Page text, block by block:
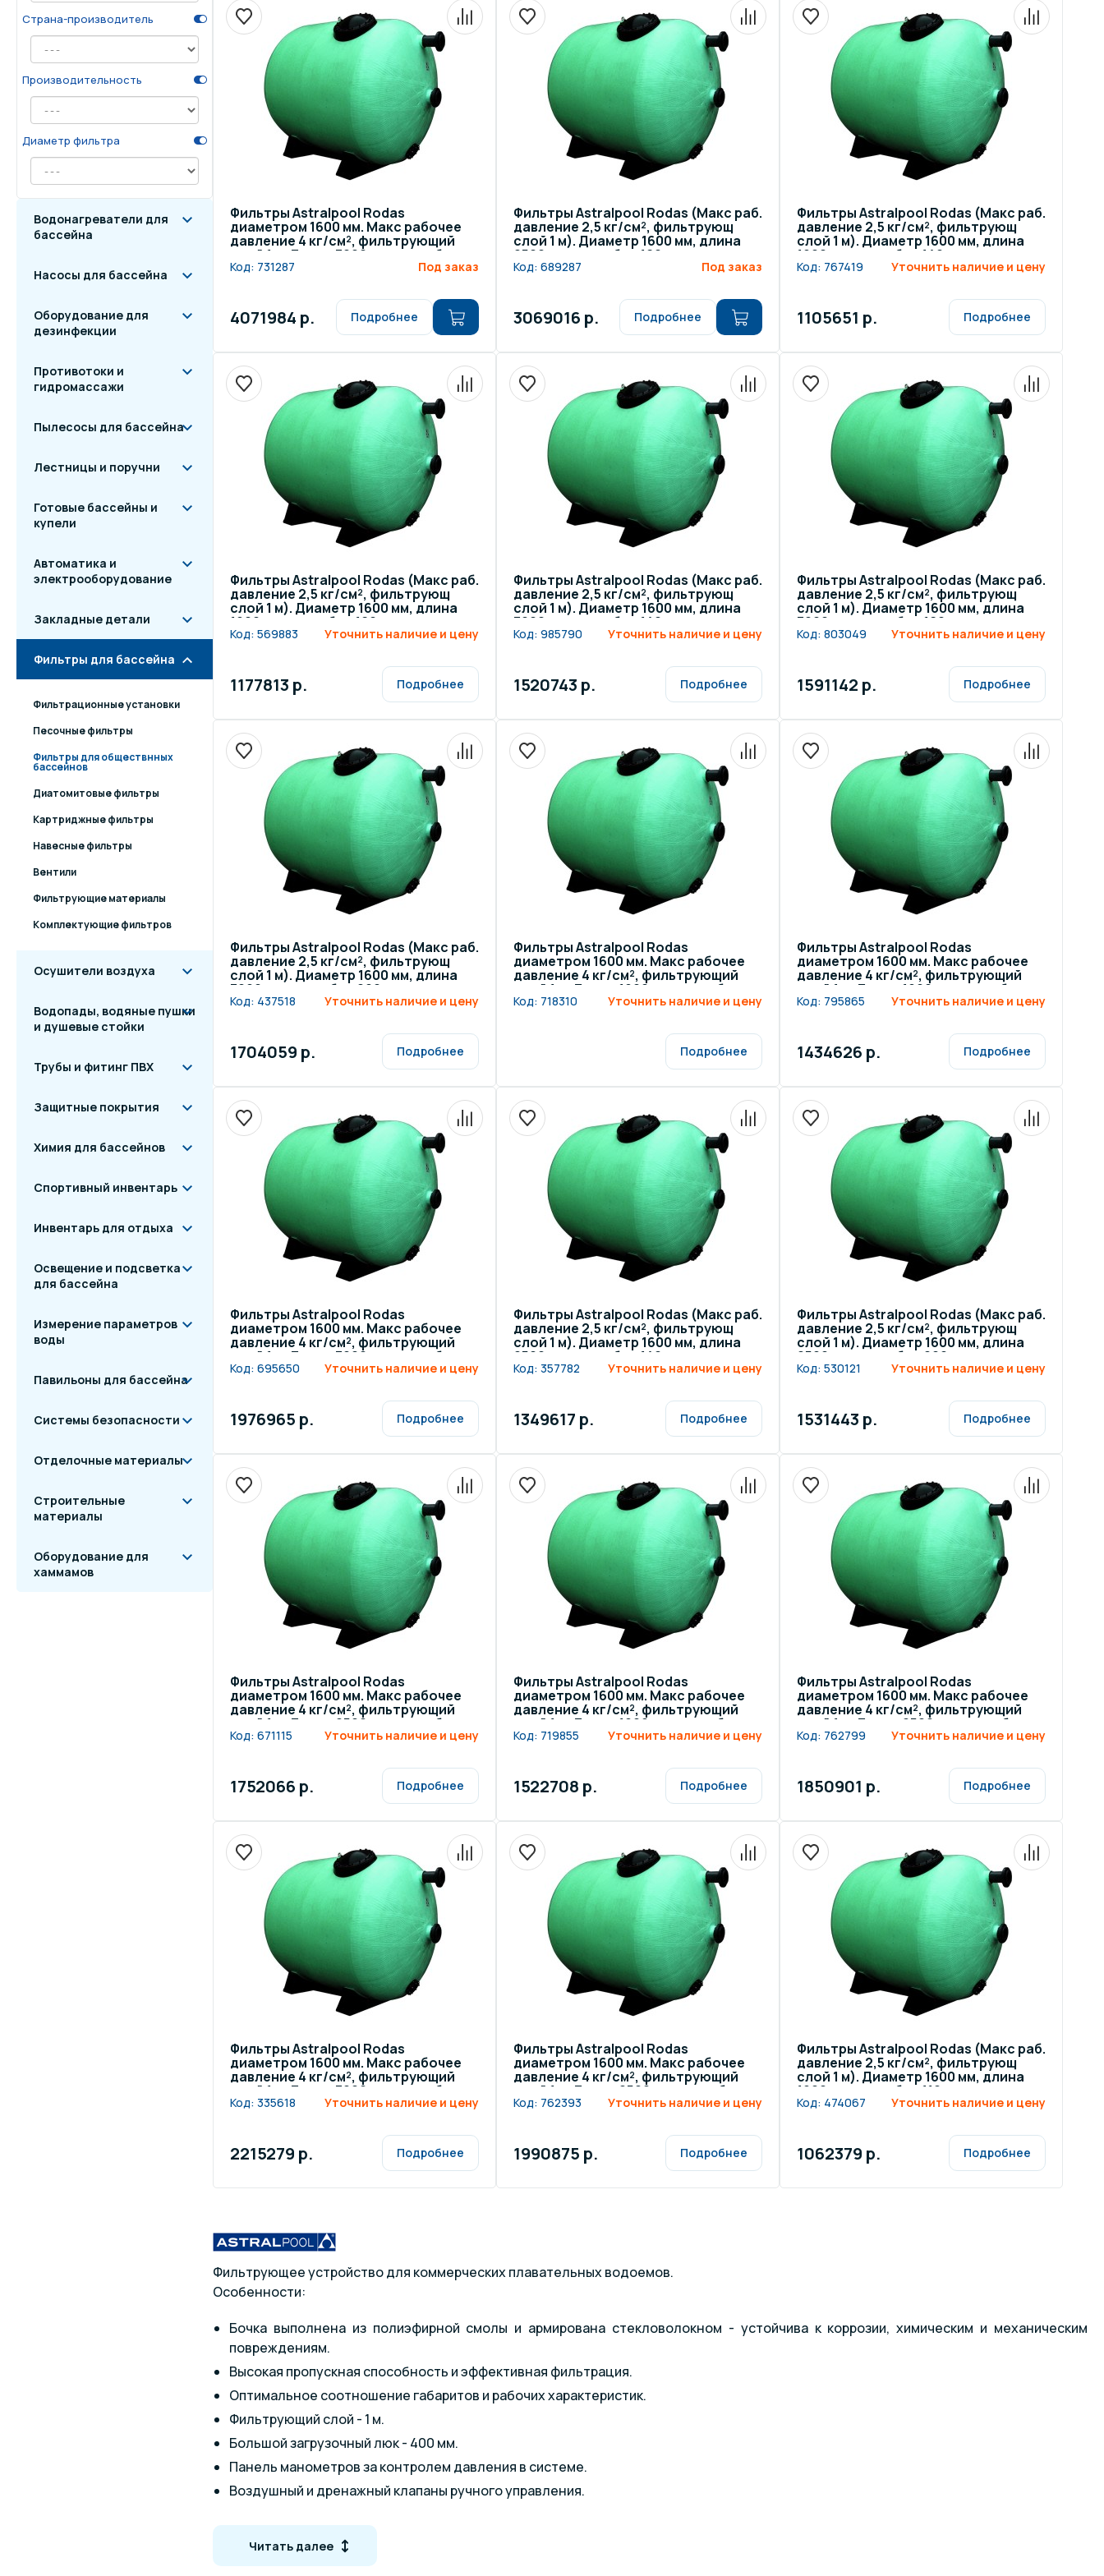
Инвентарь для отдыха
Освещение и подсветка для
бассейна
Измерение параметров воды Павильоны для бассейна
Отделочные материалы Строительные материалы Оборудование для хаммамов
Страна-производитель
Производительность
Диаметр фильтра
Водонагреватели для
бассейна
Насосы для бассейна
Оборудование для
дезинфекции
Противотоки и
гидромассажи
Пылесосы для бассейна
Лестницы и поручни
Готовые бассейны и
купели
Автоматика и
электрооборудование
Закладные детали
Фильтры для бассейна
Фильтрационные установки
Песочные фильтры
Фильтры для обществнных
бассейнов
Диатомитовые фильтры
Картриджные фильтры
Навесные фильтры
Вентили
Фильтрующие материалы
Комплектующие фильтров
Осушители воздуха
Водопады, водяные пушки
и душевые стойки
Трубы и фитинг ПВХ
Защитные покрытия
Химия для бассейнов
Спортивный инвентарь
Инвентарь для отдыха
Освещение и подсветка
для бассейна
Измерение параметров
воды
Павильоны для бассейна
Системы безопасности
Отделочные материалы
Строительные
материалы
Оборудование для
хаммамов
Фильтры Astralpool Rodas
диаметром 1600 мм. Макс рабочее
давление 4 кг/см², фильтрующий
слой 1 м. Длина 3000 мм, патрубок
160 мм
Код: 731287 Под заказ
4071984 р. Подробнее
Фильтры Astralpool Rodas (Макс раб.
давление 2,5 кг/см², фильтрующ
слой 1 м). Диаметр 1600 мм, длина
2500 мм, патрубок 160 мм
Код: 689287 Под заказ
3069016 р. Подробнее
Фильтры Astralpool Rodas (Макс раб.
давление 2,5 кг/см², фильтрующ
слой 1 м). Диаметр 1600 мм, длина
1900 мм, патрубок 140 мм
Код: 767419 Уточнить наличие и цену
1105651 р. Подробнее
Фильтры Astralpool Rodas (Макс раб.
давление 2,5 кг/см², фильтрующ
слой 1 м). Диаметр 1600 мм, длина
1900 мм, патрубок 160 мм
Код: 569883 Уточнить наличие и цену
1177813 р. Подробнее
Фильтры Astralpool Rodas (Макс раб.
давление 2,5 кг/см², фильтрующ
слой 1 м). Диаметр 1600 мм, длина
3000 мм, патрубок 140 мм
Код: 985790 Уточнить наличие и цену
1520743 р. Подробнее
Фильтры Astralpool Rodas (Макс раб.
давление 2,5 кг/см², фильтрующ
слой 1 м). Диаметр 1600 мм, длина
3000 мм, патрубок 160 мм
Код: 803049 Уточнить наличие и цену
1591142 р. Подробнее
Фильтры Astralpool Rodas (Макс раб.
давление 2,5 кг/см², фильтрующ
слой 1 м). Диаметр 1600 мм, длина
3000 мм, патрубок 200 мм
Код: 437518 Уточнить наличие и цену
1704059 р. Подробнее
Фильтры Astralpool Rodas
диаметром 1600 мм. Макс рабочее
давление 4 кг/см², фильтрующий
слой 1 м. Длина 1900 мм, патрубок
110 мм
Код: 718310 Уточнить наличие и цену
Подробнее
Фильтры Astralpool Rodas
диаметром 1600 мм. Макс рабочее
давление 4 кг/см², фильтрующий
слой 1 м. Длина 1900 мм, патрубок
140 мм
Код: 795865 Уточнить наличие и цену
1434626 р. Подробнее
Фильтры Astralpool Rodas
диаметром 1600 мм. Макс рабочее
давление 4 кг/см², фильтрующий
слой 1 м. Длина 3000 мм, патрубок
140 мм
Код: 695650 Уточнить наличие и цену
1976965 р. Подробнее
Фильтры Astralpool Rodas (Макс раб.
давление 2,5 кг/см², фильтрующ
слой 1 м). Диаметр 1600 мм, длина
2500 мм, патрубок 140 мм
Код: 357782 Уточнить наличие и цену
1349617 р. Подробнее
Фильтры Astralpool Rodas (Макс раб.
давление 2,5 кг/см², фильтрующ
слой 1 м). Диаметр 1600 мм, длина
2500 мм, патрубок 200 мм
Код: 530121 Уточнить наличие и цену
1531443 р. Подробнее
Фильтры Astralpool Rodas
диаметром 1600 мм. Макс рабочее
давление 4 кг/см², фильтрующий
слой 1 м. Длина 2500 мм, патрубок
140 мм
Код: 671115 Уточнить наличие и цену
1752066 р. Подробнее
Фильтры Astralpool Rodas
диаметром 1600 мм. Макс рабочее
давление 4 кг/см², фильтрующий
слой 1 м. Длина 1900 мм, патрубок
160 мм
Код: 719855 Уточнить наличие и цену
1522708 р. Подробнее
Фильтры Astralpool Rodas
диаметром 1600 мм. Макс рабочее
давление 4 кг/см², фильтрующий
слой 1 м. Длина 2500 мм, патрубок
160 мм
Код: 762799 Уточнить наличие и цену
1850901 р. Подробнее
Фильтры Astralpool Rodas
диаметром 1600 мм. Макс рабочее
давление 4 кг/см², фильтрующий
слой 1 м. Длина 3000 мм, патрубок
200 мм
Код: 335618 Уточнить наличие и цену
2215279 р. Подробнее
Фильтры Astralpool Rodas
диаметром 1600 мм. Макс рабочее
давление 4 кг/см², фильтрующий
слой 1 м. Длина 2500 мм, патрубок
200 мм
Код: 762393 Уточнить наличие и цену
1990875 р. Подробнее
Фильтры Astralpool Rodas (Макс раб.
давление 2,5 кг/см², фильтрующ
слой 1 м). Диаметр 1600 мм, длина
1900 мм, патрубок 110 мм
Код: 474067 Уточнить наличие и цену
1062379 р. Подробнее
Фильтрующее устройство для коммерческих плавательных водоемов.
Особенности:
Бочка выполнена из полиэфирной смолы и армирована стекловолокном - устойчива к коррозии, химическим и механическим
повреждениям.
Высокая пропускная способность и эффективная фильтрация.
Оптимальное соотношение габаритов и рабочих характеристик.
Фильтрующий слой - 1 м.
Большой загрузочный люк - 400 мм.
Панель манометров за контролем давления в системе.
Воздушный и дренажный клапаны ручного управления.
Для работ необходима вентильная группа, которую можно приобрести на нашем сайте.
Общие характеристики
Читать далее